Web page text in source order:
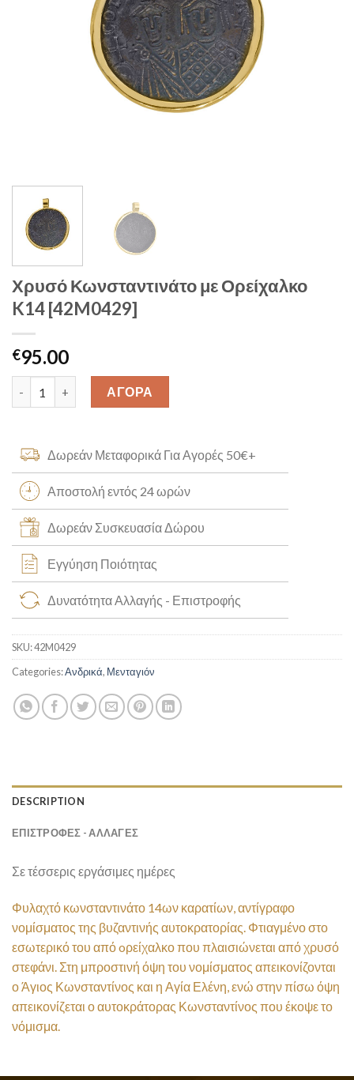
Χρυσό Κωνσταντινάτο με Ορείχαλκο
K14 [42M0429]
€95.00
Χρυσό Κωνσταντινάτο με Ορείχαλκο K14 [42M0429] quantity
ΑΓΟΡΑ
Δωρεάν Μεταφορικά Για Αγορές 50€+
Αποστολή εντός 24 ωρών
Δωρεάν Συσκευασία Δώρου
Εγγύηση Ποιότητας
Δυνατότητα Αλλαγής - Επιστροφής
SKU:42M0429
Categories:Ανδρικά, Μενταγιόν
DESCRIPTION
ΕΠΙΣΤΡΟΦΕΣ - ΑΛΛΑΓΕΣ
Σε τέσσερις εργάσιμες ημέρες
Φυλαχτό κωνσταντινάτο 14ων καρατίων, αντίγραφο
νομίσματος της βυζαντινής αυτοκρατορίας. Φτιαγμένο στο
εσωτερικό του από oρείχαλκο που πλαισιώνεται από χρυσό
στεφάνι. Στη μπροστινή όψη του νομίσματος απεικονίζονται
ο Άγιος Κωνσταντίνος και η Αγία Ελένη, ενώ στην πίσω όψη
απεικονίζεται ο αυτοκράτορας Κωνσταντίνος που έκοψε το
νόμισμα.